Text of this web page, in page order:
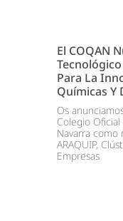
El COQAN
Para La
Químicas Y
Os
Colegio
Navarra
ARAQUIP,
Empresas